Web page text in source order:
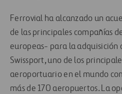
Ferrovial ha alcanzado un
de las principales compañías
europeas- para la adquisición
Swissport, uno de los
aeroportuario en el mundo
más de 170 aeropuertos. La